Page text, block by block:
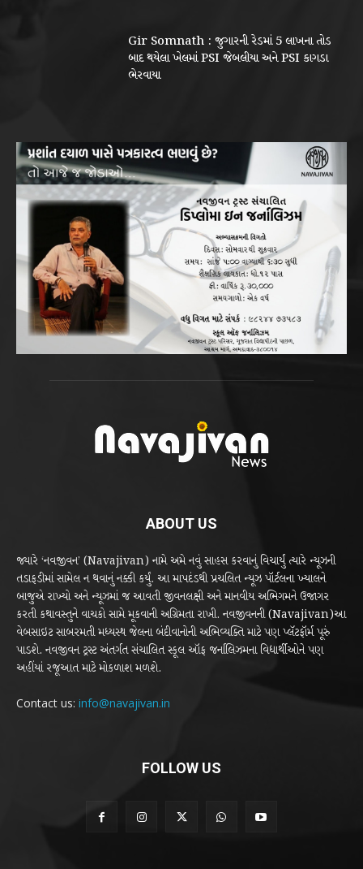
Gir Somnath : જુગારની રેડમાં 5 લાખના તોડ
બાદ થયેલા ખેલમાં PSI જેબલીયા અને PSI કાગડા
ભેરવાયા
ABOUT US
જ્યારે ‘નવજીવન’ (Navajivan) નામે અમે નવું સાહસ કરવાનું વિચાર્યું ત્યારે ન્યૂઝની
તડાફડીમાં સામેલ ન થવાનું નક્કી કર્યું. આ માપદંડથી પ્રચલિત ન્યૂઝ પૉર્ટલના ખ્યાલને
બાજુએ રાખ્યો અને ન્યૂઝમાં જ આવતી જીવનલક્ષી અને માનવીય અભિગમને ઉજાગર
કરતી કથાવસ્તુને વાચકો સામે મૂકવાની અગ્રિમતા રાખી. નવજીવનની (Navajivan)આ
વેબસાઇટ સાબરમતી મધ્યસ્થ જેલના બંદીવાનોની અભિવ્યક્તિ માટે પણ પ્લૅટફૉર્મ પૂરું
પાડશે. નવજીવન ટ્રસ્ટ અંતર્ગત સંચાલિત સ્કૂલ ઑફ જર્નાલિઝમના વિદ્યાર્થીઓને પણ
અહીંયાં રજૂઆત માટે મોકળાશ મળશે.
Contact us: info@navajivan.in
FOLLOW US